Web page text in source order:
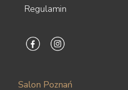
Regulamin
Salon Poznań